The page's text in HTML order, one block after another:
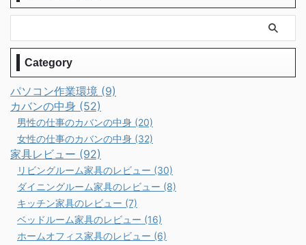
Category
パソコン作業環境 (9)
カバンの中身 (52)
男性の仕事のカバンの中身 (20)
女性の仕事のカバンの中身 (32)
家具レビュー (92)
リビングルーム家具のレビュー (30)
ダイニングルーム家具のレビュー (8)
キッチン家具のレビュー (7)
ベッドルーム家具のレビュー (16)
ホームオフィス家具のレビュー (6)